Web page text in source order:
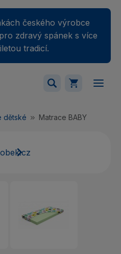
českého výrobce
zdravý spánek s více
tradicí.
je momentálne prázdny.
dětské Matrace BABY
